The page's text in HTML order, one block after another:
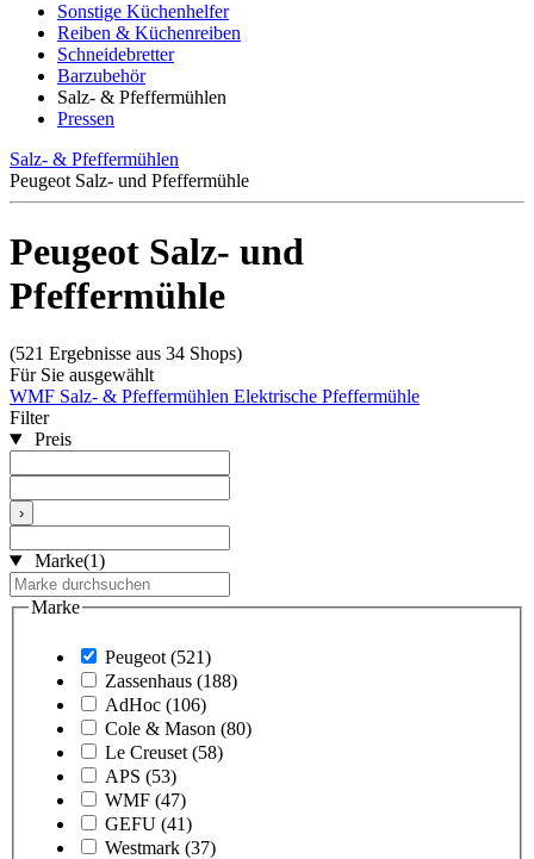
Sonstige Küchenhelfer
Reiben & Küchenreiben
Schneidebretter
Barzubehör
Salz- & Pfeffermühlen
Pressen
Salz- & Pfeffermühlen
Peugeot Salz- und Pfeffermühle
Peugeot Salz- und
Pfeffermühle
(521 Ergebnisse aus 34 Shops)
Für Sie ausgewählt
WMF Salz- & Pfeffermühlen Elektrische Pfeffermühle
Filter
Preis
›
Marke(1)
Marke
Peugeot (521)
Zassenhaus (188)
AdHoc (106)
Cole & Mason (80)
Le Creuset (58)
APS (53)
WMF (47)
GEFU (41)
Westmark (37)